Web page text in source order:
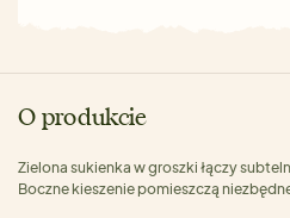
O produkcie
Zielona sukienka w groszki łączy
Boczne kieszenie pomieszczą